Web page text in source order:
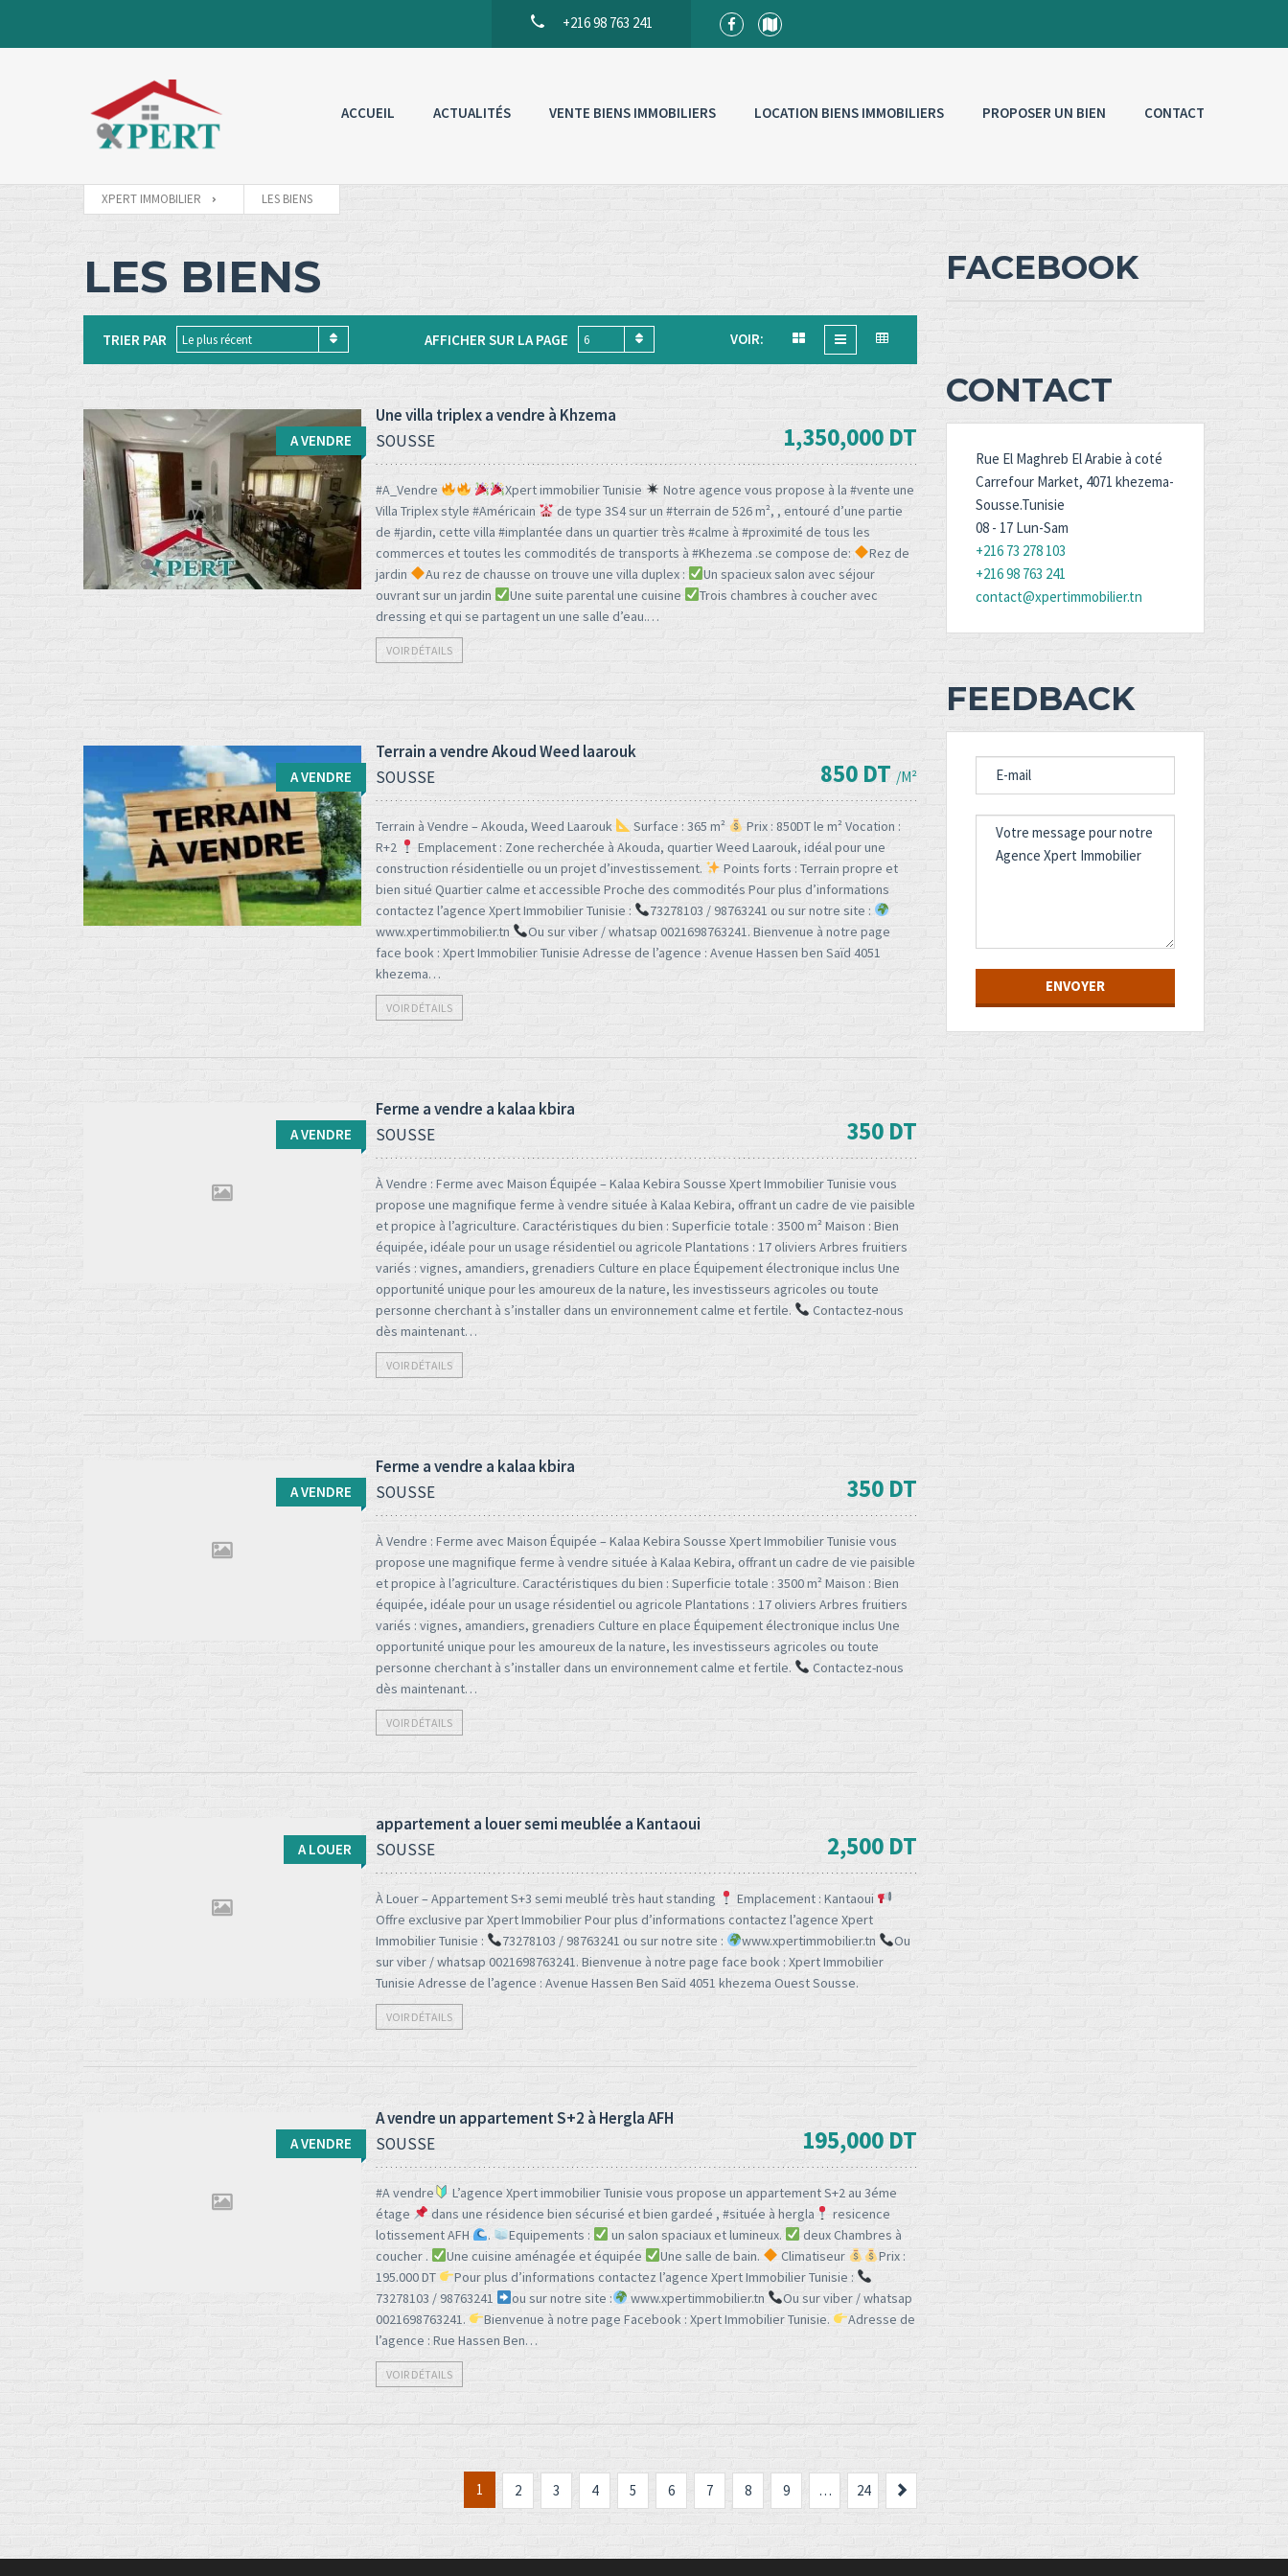
+216 98 763 241
ACCUEIL ACTUALITÉS VENTE BIENS IMMOBILIERS LOCATION BIENS IMMOBILIERS PROPOSER UN BIEN CONTACT
XPERT IMMOBILIER LES BIENS
LES BIENS
TRIER PAR Le plus récent AFFICHER SUR LA PAGE 6 VOIR:
Type d'opération:
A vendre
Surface totale:
526 M2
A VENDRE
Une villa triplex a vendre à Khzema
SOUSSE
1,350,000 DT
#A_Vendre Xpert immobilier Tunisie
Notre agence vous propose à la #vente une
Villa Triplex style #Américain
de type 3S4 sur un #terrain de 526 m², , entouré d’une partie
de #jardin, cette villa #implantée dans un quartier très #calme à #proximité de tous les
commerces et toutes les commodités de transports à #Khezema .se compose de:
Rez de
jardin
Au rez de chausse on trouve une villa duplex :
Un spacieux salon avec séjour
ouvrant sur un jardin
Une suite parental une cuisine
Trois chambres à coucher avec
dressing et qui se partagent un une salle d’eau.…
VOIR DÉTAILS
Type d'opération:
A vendre
Surface totale:
365 M2
A VENDRE
Terrain a vendre Akoud Weed laarouk
SOUSSE
850 DT /M²
Terrain à Vendre – Akouda, Weed Laarouk Surface : 365 m²
Prix : 850DT le m² Vocation :
R+2
Emplacement : Zone recherchée à Akouda, quartier Weed Laarouk, idéal pour une
construction résidentielle ou un projet d’investissement.
Points forts : Terrain propre et
bien situé Quartier calme et accessible Proche des commodités Pour plus d’informations
contactez l’agence Xpert Immobilier Tunisie :
73278103 / 98763241 ou sur notre site :
www.xpertimmobilier.tn
Ou sur viber / whatsap 0021698763241. Bienvenue à notre page
face book : Xpert Immobilier Tunisie Adresse de l’agence : Avenue Hassen ben Saïd 4051
khezema…
VOIR DÉTAILS
A VENDRE
Ferme a vendre a kalaa kbira
SOUSSE
350 DT
À Vendre : Ferme avec Maison Équipée – Kalaa Kebira Sousse Xpert Immobilier Tunisie vous
propose une magnifique ferme à vendre située à Kalaa Kebira, offrant un cadre de vie paisible
et propice à l’agriculture. Caractéristiques du bien : Superficie totale : 3500 m² Maison : Bien
équipée, idéale pour un usage résidentiel ou agricole Plantations : 17 oliviers Arbres fruitiers
variés : vignes, amandiers, grenadiers Culture en place Équipement électronique inclus Une
opportunité unique pour les amoureux de la nature, les investisseurs agricoles ou toute
personne cherchant à s’installer dans un environnement calme et fertile.
Contactez-nous
dès maintenant…
VOIR DÉTAILS
A VENDRE
Ferme a vendre a kalaa kbira
SOUSSE
350 DT
À Vendre : Ferme avec Maison Équipée – Kalaa Kebira Sousse Xpert Immobilier Tunisie vous
propose une magnifique ferme à vendre située à Kalaa Kebira, offrant un cadre de vie paisible
et propice à l’agriculture. Caractéristiques du bien : Superficie totale : 3500 m² Maison : Bien
équipée, idéale pour un usage résidentiel ou agricole Plantations : 17 oliviers Arbres fruitiers
variés : vignes, amandiers, grenadiers Culture en place Équipement électronique inclus Une
opportunité unique pour les amoureux de la nature, les investisseurs agricoles ou toute
personne cherchant à s’installer dans un environnement calme et fertile.
Contactez-nous
dès maintenant…
VOIR DÉTAILS
A LOUER
appartement a louer semi meublée a Kantaoui
SOUSSE
2,500 DT
À Louer – Appartement S+3 semi meublé très haut standing
Emplacement : Kantaoui
Offre exclusive par Xpert Immobilier Pour plus d’informations contactez l’agence Xpert
Immobilier Tunisie :
73278103 / 98763241 ou sur notre site : www.xpertimmobilier.tn
Ou
sur viber / whatsap 0021698763241. Bienvenue à notre page face book : Xpert Immobilier
Tunisie Adresse de l’agence : Avenue Hassen Ben Saïd 4051 khezema Ouest Sousse.
VOIR DÉTAILS
A VENDRE
A vendre un appartement S+2 à Hergla AFH
SOUSSE
195,000 DT
#A vendre
L’agence Xpert immobilier Tunisie vous propose un appartement S+2 au 3éme
étage
dans une résidence bien sécurisé et bien gardeé , #située à hergla
resicence
lotissement AFH
. Equipements : un salon spaciaux et lumineux.
deux Chambres à
coucher .
Une cuisine aménagée et équipée Une salle de bain. Climatiseur
Prix :
195.000 DT
Pour plus d’informations contactez l’agence Xpert Immobilier Tunisie :
73278103 / 98763241
ou sur notre site : www.xpertimmobilier.tn
Ou sur viber / whatsap
0021698763241.
Bienvenue à notre page Facebook : Xpert Immobilier Tunisie.
Adresse de
l’agence : Rue Hassen Ben…
VOIR DÉTAILS
1 2 3 4 5 6 7 8 9 … 24
FACEBOOK
CONTACT
Rue El Maghreb El Arabie à coté
Carrefour Market, 4071 khezema-
Sousse.Tunisie
08 - 17 Lun-Sam
+216 73 278 103
+216 98 763 241
contact@xpertimmobilier.tn
FEEDBACK
MESSAGE
FOR